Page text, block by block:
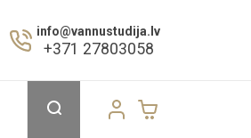
info@vannustudija.lv
+371 27803058